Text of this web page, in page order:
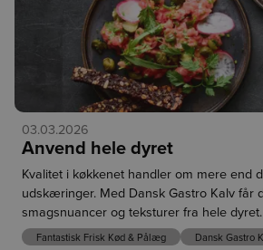
03.03.2026
Anvend hele dyret
Kvalitet i køkkenet handler om mere end
udskæringer. Med Dansk Gastro Kalv får
smagsnuancer og teksturer fra hele dyret.
Fantastisk Frisk Kød & Pålæg Dansk Gastro
en enkel, farverig topping.
Økologiske danske glaskål –
Glaskål, også kendt som knudekål,
og sprødt, hvidt kød. Den saftige
sødlige smag gør den nem at bruge i
retter. Servér den rå i salater, bag den
gryderetter eller brug den til syltning.
Økologiske danske squash –
347728)
De økologiske squash fra Hunsballe